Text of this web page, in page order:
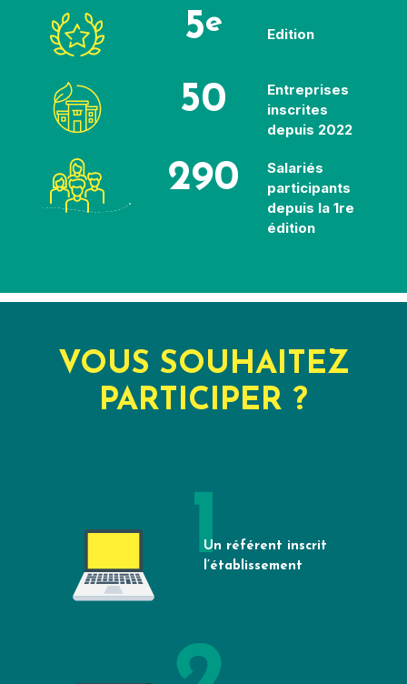
5e Edition
50
Entreprises
inscrites
depuis 2022
290
Salariés
participants
depuis la 1re
édition
VOUS SOUHAITEZ
PARTICIPER ?
Un référent inscrit
l’établissement